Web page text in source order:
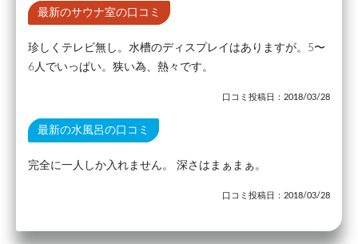
最新のサウナ室の口コミ
珍しくテレビ無し。水槽のディスプレイはありますが。5〜
6人でいっぱい。狭い為、熱々です。
口コミ投稿日：2018/03/28
最新の水風呂の口コミ
完全に一人しか入れません。 深さはまぁまぁ。
口コミ投稿日：2018/03/28